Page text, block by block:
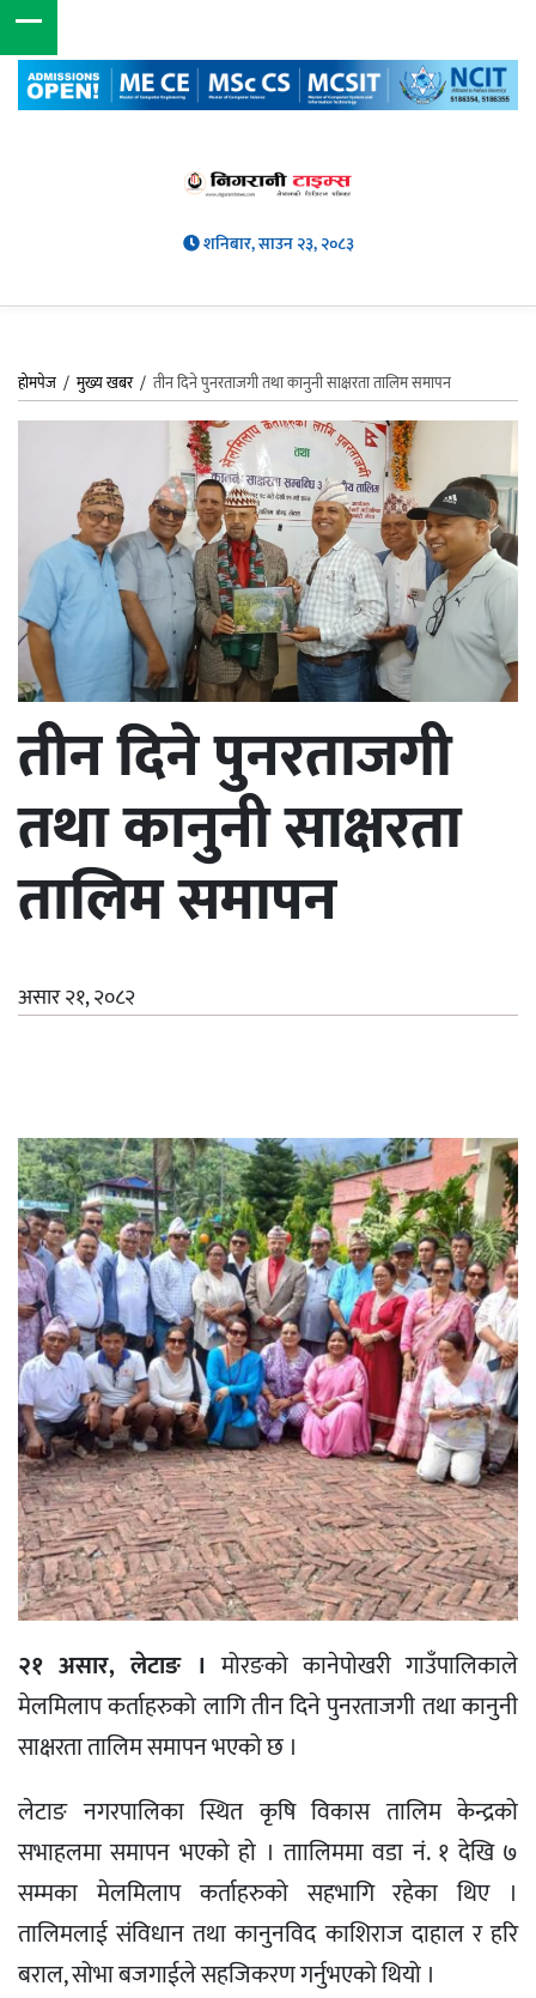
शनिबार, साउन २३, २०८३
होमपेज /मुख्य खबर/ तीन दिने पुनरताजगी तथा कानुनी साक्षरता तालिम समापन
तीन दिने पुनरताजगी
तथा कानुनी साक्षरता
तालिम समापन
असार २१, २०८२
२१ असार, लेटाङ । मोरङको कानेपोखरी गाउँपालिकाले
मेलमिलाप कर्ताहरुको लागि तीन दिने पुनरताजगी तथा कानुनी
साक्षरता तालिम समापन भएको छ ।
लेटाङ नगरपालिका स्थित कृषि विकास तालिम केन्द्रको
सभाहलमा समापन भएको हो । ताालिममा वडा नं. १ देखि ७
सम्मका मेलमिलाप कर्ताहरुको सहभागि रहेका थिए ।
तालिमलाई संविधान तथा कानुनविद काशिराज दाहाल र हरि
बराल, सोभा बजगाईले सहजिकरण गर्नुभएको थियो ।